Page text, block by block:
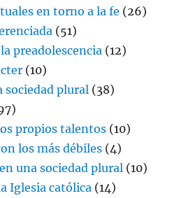
en torno a la fe (26)
(51)
preadolescencia (12)
(10)
sociedad plural (38)
propios talentos (10)
los más débiles (4)
una sociedad plural (10)
Iglesia católica (14)